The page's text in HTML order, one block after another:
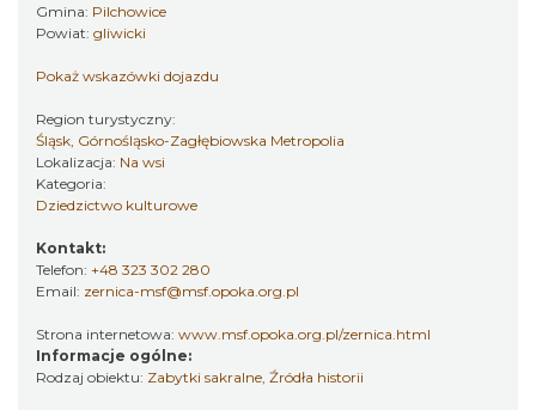
Gmina: Pilchowice
Powiat: gliwicki
Pokaż wskazówki dojazdu
Region turystyczny:
Śląsk, Górnośląsko-Zagłębiowska Metropolia
Lokalizacja: Na wsi
Kategoria:
Dziedzictwo kulturowe
Kontakt:
Telefon: +48 323 302 280
Email: zernica-msf@msf.opoka.org.pl
Strona internetowa: www.msf.opoka.org.pl/zernica.html
Informacje ogólne:
Rodzaj obiektu: Zabytki sakralne, Źródła historii